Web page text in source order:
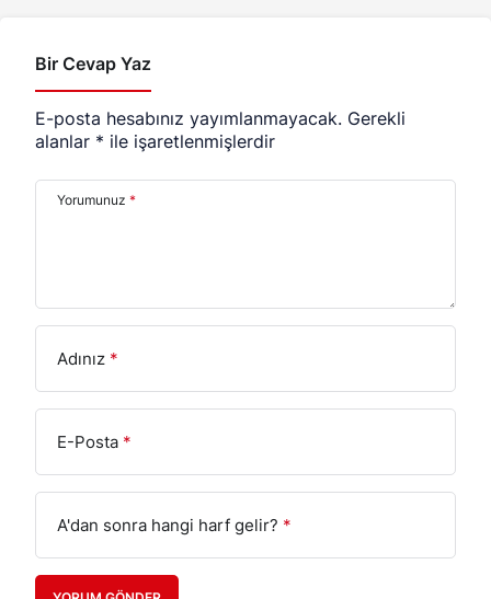
Bir Cevap Yaz
E-posta hesabınız yayımlanmayacak. Gerekli
alanlar * ile işaretlenmişlerdir
Yorumunuz *
Adınız *
E-Posta *
A'dan sonra hangi harf gelir? *